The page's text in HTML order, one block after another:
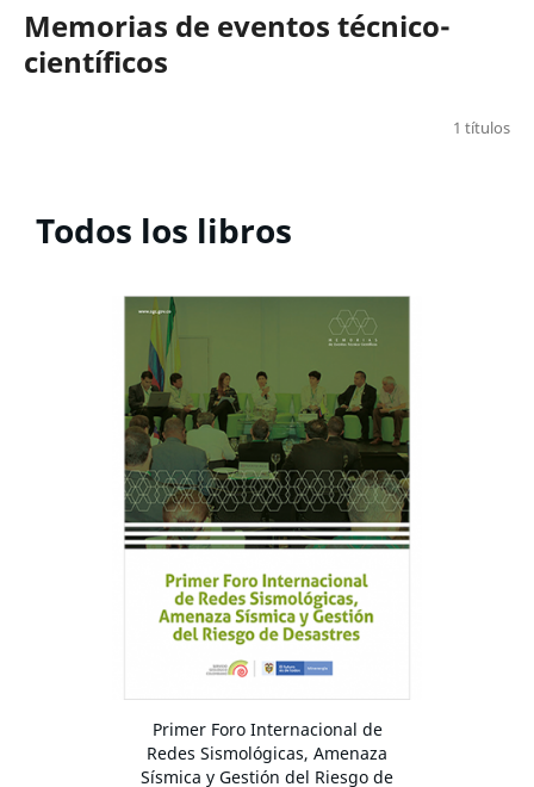
Memorias de eventos técnico-
científicos
1 títulos
Todos los libros
Primer Foro Internacional de
Redes Sismológicas, Amenaza
Sísmica y Gestión del Riesgo de